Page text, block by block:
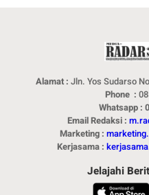
Alamat : Jln. Yos Sudarso
Phone :
Whatsapp :
Email Redaksi :
Marketing :
Kerjasama :
Jelajahi